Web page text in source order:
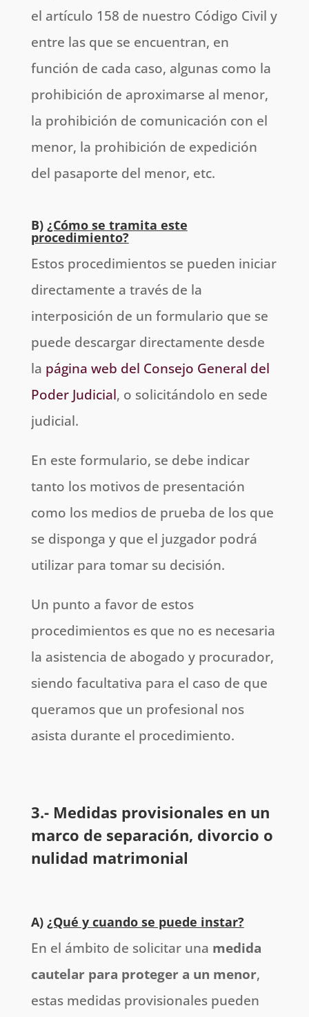
el artículo 158 de nuestro Código Civil y
entre las que se encuentran, en
función de cada caso, algunas como la
prohibición de aproximarse al menor,
la prohibición de comunicación con el
menor, la prohibición de expedición
del pasaporte del menor, etc.
B) ¿Cómo se tramita este
procedimiento?
Estos procedimientos se pueden iniciar
directamente a través de la
interposición de un formulario que se
puede descargar directamente desde
la página web del Consejo General del
Poder Judicial, o solicitándolo en sede
judicial.
En este formulario, se debe indicar
tanto los motivos de presentación
como los medios de prueba de los que
se disponga y que el juzgador podrá
utilizar para tomar su decisión.
Un punto a favor de estos
procedimientos es que no es necesaria
la asistencia de abogado y procurador,
siendo facultativa para el caso de que
queramos que un profesional nos
asista durante el procedimiento.
3.- Medidas provisionales en un
marco de separación, divorcio o
nulidad matrimonial
A) ¿Qué y cuando se puede instar?
En el ámbito de solicitar una medida
cautelar para proteger a un menor,
estas medidas provisionales pueden